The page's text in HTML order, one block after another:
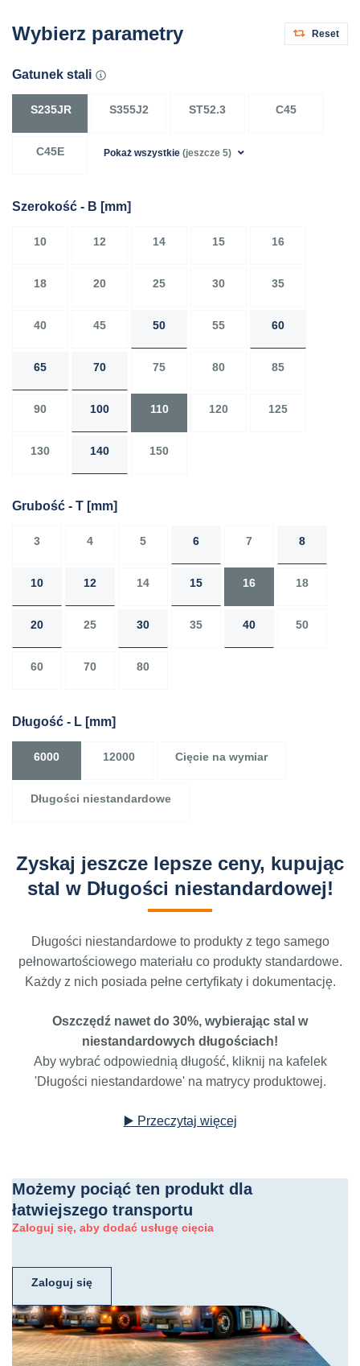
Wybierz parametry Reset
Gatunek stali
S235JR S355J2 ST52.3 C45
C45E Pokaż wszystkie (jeszcze 5)
Szerokość - B [mm]
10 12 14 15 16
18 20 25 30 35
40 45 50 55 60
65 70 75 80 85
90 100 110 120 125
130 140 150
Grubość - T [mm]
3 4 5 6 7 8
10 12 14 15 16 18
20 25 30 35 40 50
60 70 80
Długość - L [mm]
6000 12000 Cięcie na wymiar
Długości niestandardowe
Zyskaj jeszcze lepsze ceny, kupując
stal w Długości niestandardowej!
Długości niestandardowe to produkty z tego samego
pełnowartościowego materiału co produkty standardowe.
Każdy z nich posiada pełne certyfikaty i dokumentację.
Oszczędź nawet do 30%, wybierając stal w
niestandardowych długościach!
Aby wybrać odpowiednią długość, kliknij na kafelek
'Długości niestandardowe' na matrycy produktowej.
▶️ Przeczytaj więcej
Możemy pociąć ten produkt dla
łatwiejszego transportu
Zaloguj się, aby dodać usługę cięcia
Zaloguj się